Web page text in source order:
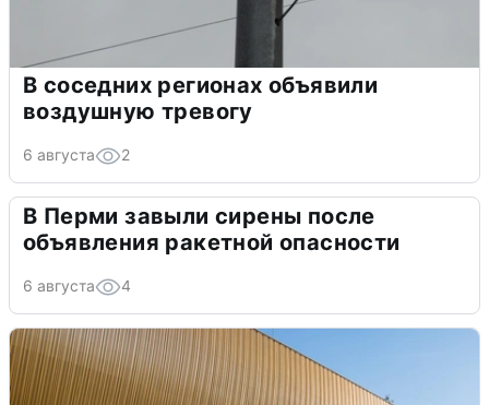
В соседних регионах объявили
воздушную тревогу
6 августа 2
В Перми завыли сирены после
объявления ракетной опасности
6 августа 4